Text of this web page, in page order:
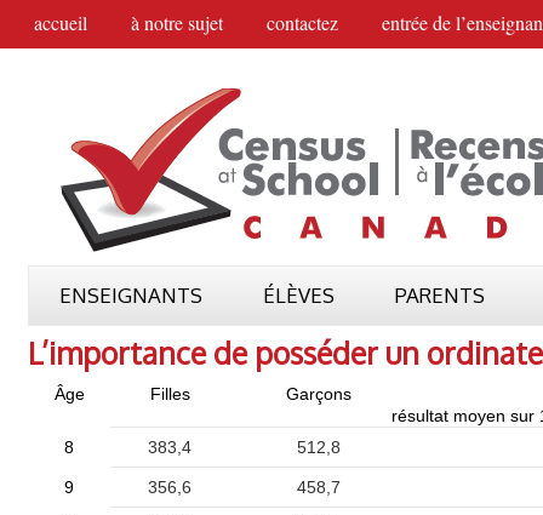
accueil à notre sujet contactez entrée de
ENSEIGNANTS ÉLÈVES PARENTS
L’importance de posséder un
Âge Filles
Garçons
résultat moyen sur
8
383,4 512,8
9 356,6 458,7